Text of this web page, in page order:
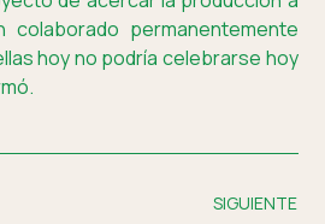
colaborado permanentemente
hoy no podría celebrarse hoy
SIGUIENTE